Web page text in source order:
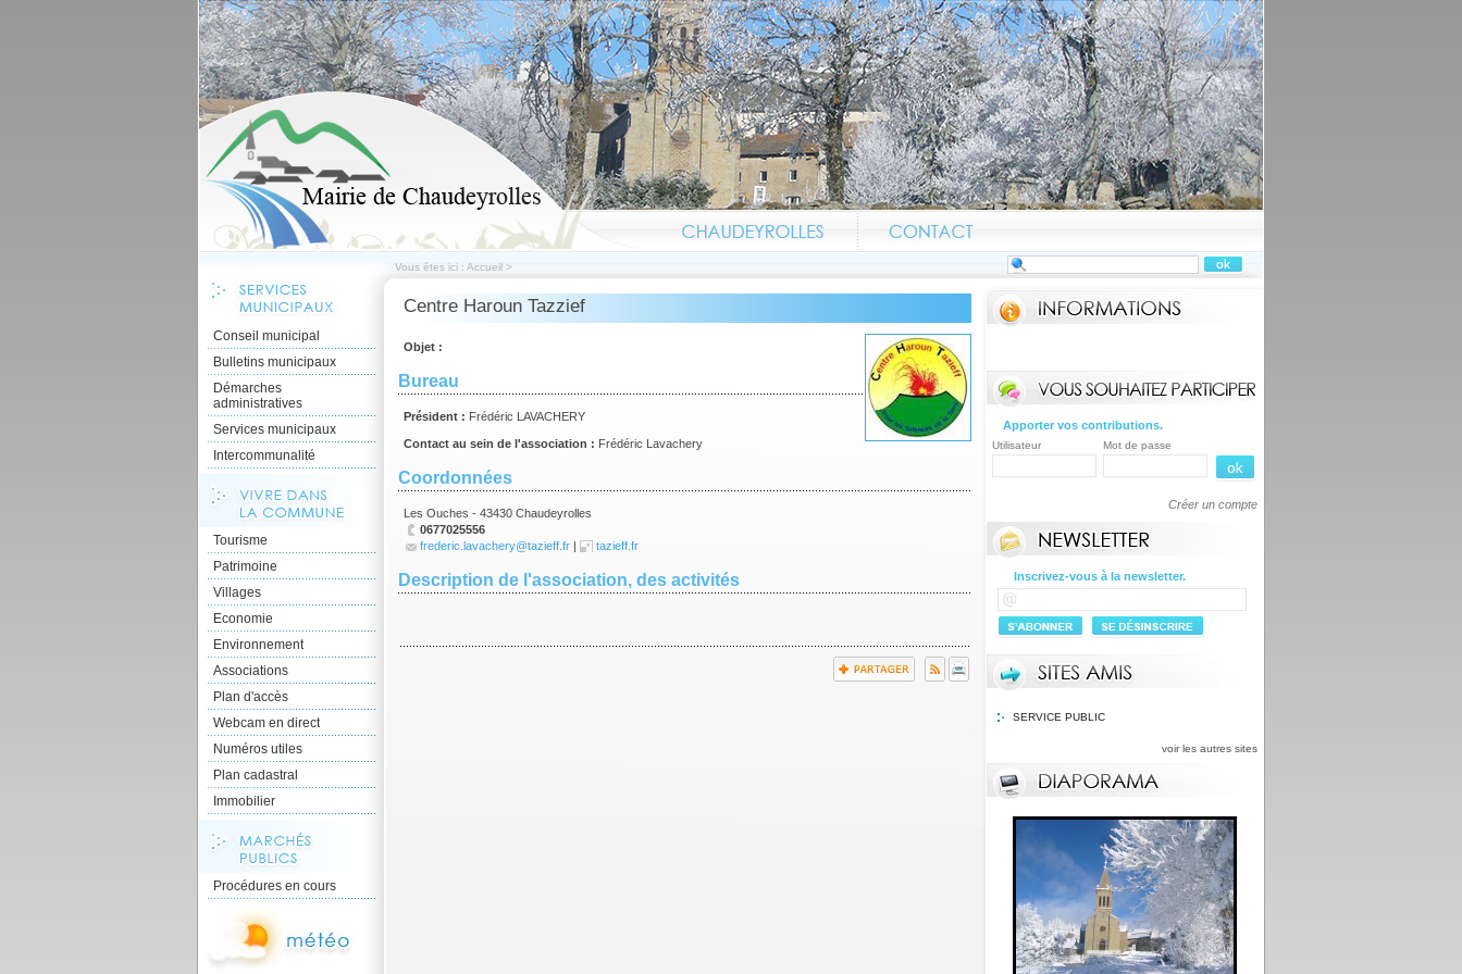
Vous êtes ici : Accueil >
Conseil municipal
Bulletins municipaux
Démarches
administratives
Services municipaux
Intercommunalité
Tourisme
Patrimoine
Villages
Economie
Environnement
Associations
Plan d'accès
Webcam en direct
Numéros utiles
Plan cadastral
Immobilier
Procédures en cours
Centre Haroun Tazzief
Objet :
Bureau
Président : Frédéric LAVACHERY
Contact au sein de l'association : Frédéric Lavachery
Coordonnées
Les Ouches - 43430 Chaudeyrolles
0677025556
frederic.lavachery@tazieff.fr | tazieff.fr
Description de l'association, des activités
Apporter vos contributions.
Utilisateur Mot de passe
Créer un compte
Inscrivez-vous à la newsletter.
SERVICE PUBLIC
voir les autres sites